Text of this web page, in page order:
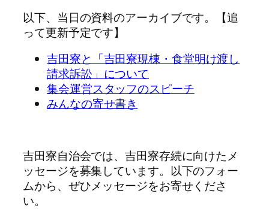
以下、当日の資料のアーカイブです。【追
って更新予定です】
吉田寮と「吉田寮現棟・食堂明け渡し
請求訴訟」について
集会運営スタッフのスピーチ
みんなの寄せ書き
吉田寮自治会では、吉田寮存続に向けたメ
ッセージを募集しています。以下のフォー
ムから、ぜひメッセージをお寄せくださ
い。